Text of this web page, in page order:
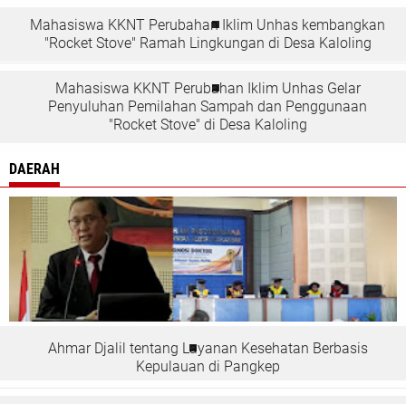
Mahasiswa KKNT Perubahan Iklim Unhas kembangkan
"Rocket Stove" Ramah Lingkungan di Desa Kaloling
Mahasiswa KKNT Perubahan Iklim Unhas Gelar
Penyuluhan Pemilahan Sampah dan Penggunaan
"Rocket Stove" di Desa Kaloling
DAERAH
Ahmar Djalil tentang Layanan Kesehatan Berbasis
Kepulauan di Pangkep